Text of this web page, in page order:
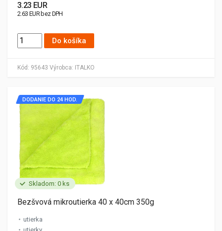
Kód: 95643 Výrobca: ITALKO
3.23 EUR
2.63 EUR bez DPH
Do košíka
Skladom: 0 ks
DODANIE DO 24 HOD.
Bezšvová mikroutierka 40 x 40cm 350g
utierka